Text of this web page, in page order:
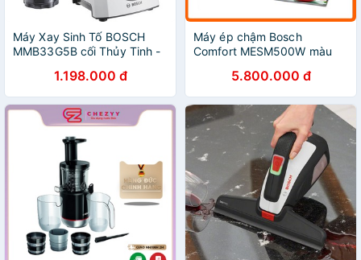
Máy Xay Sinh Tố BOSCH
MMB33G5B cối Thủy Tinh -
xay được cả Đá - Chính
hãng Đức - Bảo hành 2 năm
1.198.000 đ
Máy ép chậm Bosch
Comfort MESM500W màu
5.800.000 đ